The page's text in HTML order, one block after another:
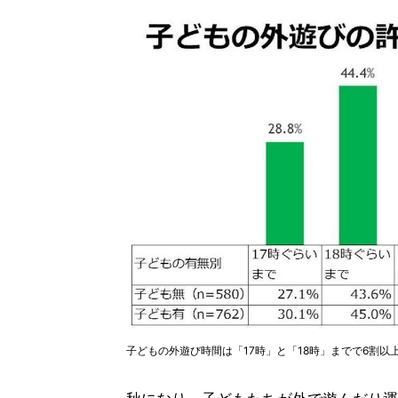
子どもの外遊び時間は「17時」と「18時」までで6割以